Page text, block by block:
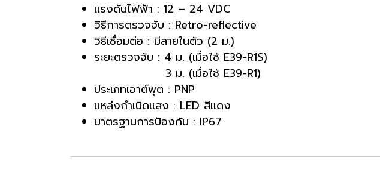
แรงดันไฟฟ้า : 12 – 24 VDC
วิธีการตรวจจับ : Retro-reflective
วิธีเชื่อมต่อ : มีสายในตัว (2 ม.)
ระยะตรวจจับ : 4 ม. (เมื่อใช้ E39-R1S)
3 ม. (เมื่อใช้ E39-R1)
ประเภทเอาต์พุต : PNP
แหล่งกำเนิดแสง : LED สีแดง
มาตรฐานการป้องกัน : IP67